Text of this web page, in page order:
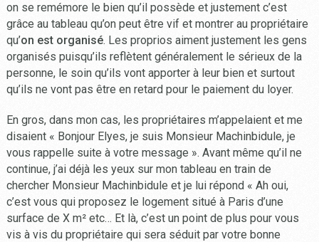
on se remémore le bien qu’il possède et justement c’est
grâce au tableau qu’on peut être vif et montrer au propriétaire
qu’on est organisé. Les proprios aiment justement les gens
organisés puisqu’ils reflètent généralement le sérieux de la
personne, le soin qu’ils vont apporter à leur bien et surtout
qu’ils ne vont pas être en retard pour le paiement du loyer.
En gros, dans mon cas, les propriétaires m’appelaient et me
disaient « Bonjour Elyes, je suis Monsieur Machinbidule, je
vous rappelle suite à votre message ». Avant même qu’il ne
continue, j’ai déjà les yeux sur mon tableau en train de
chercher Monsieur Machinbidule et je lui répond « Ah oui,
c’est vous qui proposez le logement situé à Paris d’une
surface de X m² etc… Et là, c’est un point de plus pour vous
vis à vis du propriétaire qui sera séduit par votre bonne